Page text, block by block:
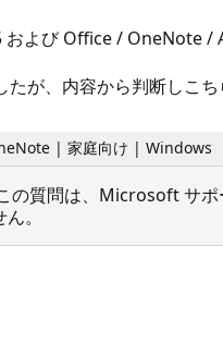
よび Office / OneNote /
たが、内容から判断しこ
| 家庭向け | Windows
の質問は、Microsoft サポ
。